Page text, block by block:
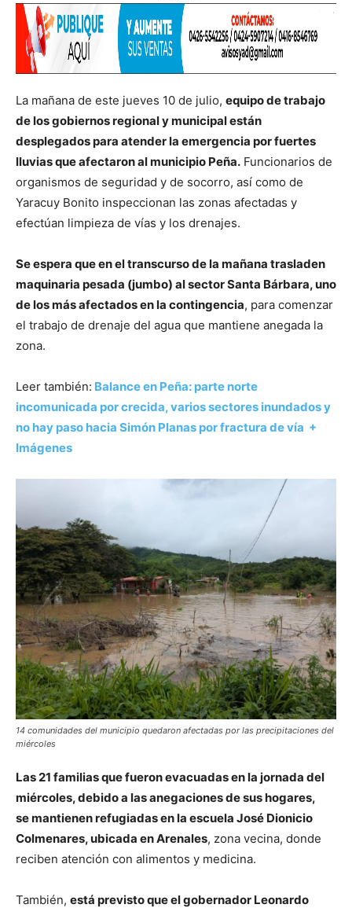
La mañana de este jueves 10 de julio, equipo de trabajo
de los gobiernos regional y municipal están
desplegados para atender la emergencia por fuertes
lluvias que afectaron al municipio Peña. Funcionarios de
organismos de seguridad y de socorro, así como de
Yaracuy Bonito inspeccionan las zonas afectadas y
efectúan limpieza de vías y los drenajes.
Se espera que en el transcurso de la mañana trasladen
maquinaria pesada (jumbo) al sector Santa Bárbara, uno
de los más afectados en la contingencia, para comenzar
el trabajo de drenaje del agua que mantiene anegada la
zona.
Leer también: Balance en Peña: parte norte
incomunicada por crecida, varios sectores inundados y
no hay paso hacia Simón Planas por fractura de vía +
Imágenes
14 comunidades del municipio quedaron afectadas por las precipitaciones del
miércoles
Las 21 familias que fueron evacuadas en la jornada del
miércoles, debido a las anegaciones de sus hogares,
se mantienen refugiadas en la escuela José Dionicio
Colmenares, ubicada en Arenales, zona vecina, donde
reciben atención con alimentos y medicina.
También, está previsto que el gobernador Leonardo